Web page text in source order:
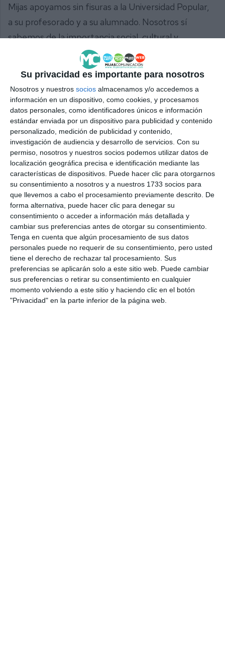
Su privacidad es importante para nosotros
Nosotros y nuestros socios almacenamos y/o accedemos a
información en un dispositivo, como cookies, y procesamos
datos personales, como identificadores únicos e información
estándar enviada por un dispositivo para publicidad y contenido
personalizado, medición de publicidad y contenido,
investigación de audiencia y desarrollo de servicios. Con su
permiso, nosotros y nuestros socios podemos utilizar datos de
localización geográfica precisa e identificación mediante las
características de dispositivos. Puede hacer clic para otorgarnos
su consentimiento a nosotros y a nuestros 1733 socios para
que llevemos a cabo el procesamiento previamente descrito. De
forma alternativa, puede hacer clic para denegar su
consentimiento o acceder a información más detallada y
cambiar sus preferencias antes de otorgar su consentimiento.
Tenga en cuenta que algún procesamiento de sus datos
personales puede no requerir de su consentimiento, pero usted
tiene el derecho de rechazar tal procesamiento. Sus
preferencias se aplicarán solo a este sitio web. Puede cambiar
sus preferencias o retirar su consentimiento en cualquier
momento volviendo a este sitio y haciendo clic en el botón
"Privacidad" en la parte inferior de la página web.
Mijas apoyamos sin fisuras a la Universidad Popular,
a su profesorado y a su alumnado. Nosotros sí
sabemos de la importancia social, cultural y
formativa que tiene la UP y nos opondremos a
cualquier intento de desmantelamiento”.
Comparte esta noticia desde el siguiente enlace:
https://mijascom.com/?a=31789
MIJAS PSOE UP